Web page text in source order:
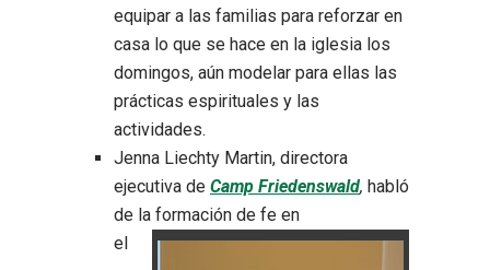
equipar a las familias para reforzar en
casa lo que se hace en la iglesia los
domingos, aún modelar para ellas las
prácticas espirituales y las
actividades.
Jenna Liechty Martin, directora
ejecutiva de Camp Friedenswald, habló
de la formación de fe en
el